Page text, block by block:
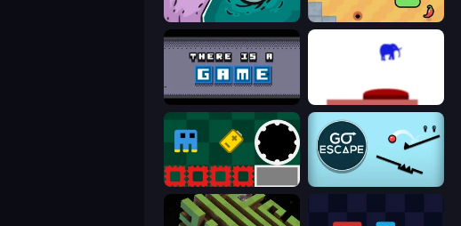
Tilo SSSPICY!
There Is No Game This Is The Only Level
Jump and Hover